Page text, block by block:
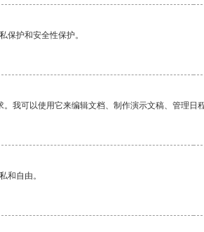
保护和安全性保护。
我可以使用它来编辑文档、制作演示文稿、管理日程
和自由。